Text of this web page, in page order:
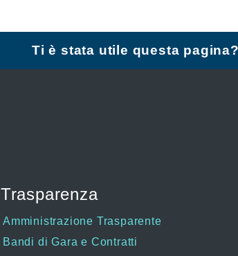
Ti è stata utile questa pagina?
Trasparenza
Amministrazione Trasparente
Bandi di Gara e Contratti